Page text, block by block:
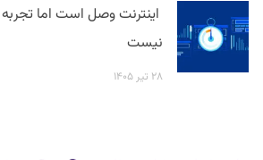
اینترنت وصل است اما
نیست
۲۸ تیر ۱۴۰۵